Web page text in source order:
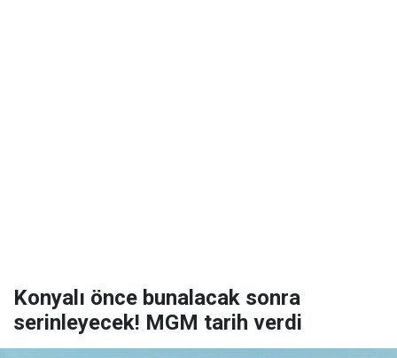
Konyalı önce bunalacak sonra
serinleyecek! MGM tarih verdi